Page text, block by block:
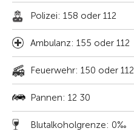
Polizei: 158 oder 112
Ambulanz: 155 oder 112
Feuerwehr: 150 oder 112
Pannen: 12 30
Blutalkoholgrenze: 0‰